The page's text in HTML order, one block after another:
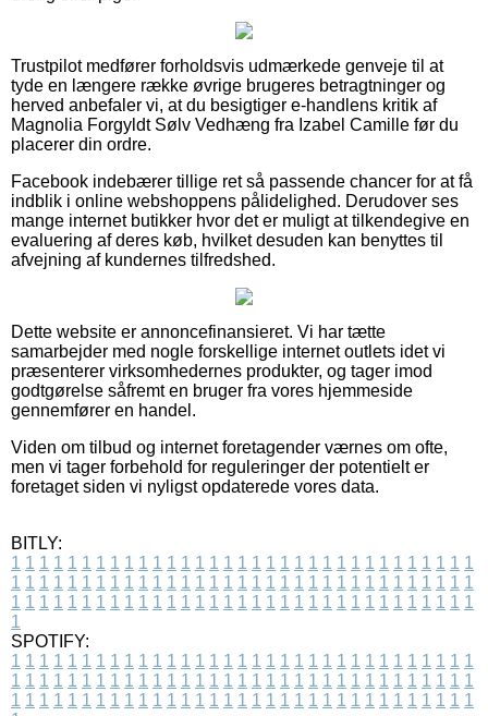
Trustpilot medfører forholdsvis udmærkede genveje til at
tyde en længere række øvrige brugeres betragtninger og
herved anbefaler vi, at du besigtiger e-handlens kritik af
Magnolia Forgyldt Sølv Vedhæng fra Izabel Camille før du
placerer din ordre.
Facebook indebærer tillige ret så passende chancer for at få
indblik i online webshoppens pålidelighed. Derudover ses
mange internet butikker hvor det er muligt at tilkendegive en
evaluering af deres køb, hvilket desuden kan benyttes til
afvejning af kundernes tilfredshed.
Dette website er annoncefinansieret. Vi har tætte
samarbejder med nogle forskellige internet outlets idet vi
præsenterer virksomhedernes produkter, og tager imod
godtgørelse såfremt en bruger fra vores hjemmeside
gennemfører en handel.
Viden om tilbud og internet foretagender værnes om ofte,
men vi tager forbehold for reguleringer der potentielt er
foretaget siden vi nyligst opdaterede vores data.
BITLY:
1 1 1 1 1 1 1 1 1 1 1 1 1 1 1 1 1 1 1 1 1 1 1 1 1 1 1 1 1 1 1 1 1
1 1 1 1 1 1 1 1 1 1 1 1 1 1 1 1 1 1 1 1 1 1 1 1 1 1 1 1 1 1 1 1 1
1 1 1 1 1 1 1 1 1 1 1 1 1 1 1 1 1 1 1 1 1 1 1 1 1 1 1 1 1 1 1 1 1
1
SPOTIFY:
1 1 1 1 1 1 1 1 1 1 1 1 1 1 1 1 1 1 1 1 1 1 1 1 1 1 1 1 1 1 1 1 1
1 1 1 1 1 1 1 1 1 1 1 1 1 1 1 1 1 1 1 1 1 1 1 1 1 1 1 1 1 1 1 1 1
1 1 1 1 1 1 1 1 1 1 1 1 1 1 1 1 1 1 1 1 1 1 1 1 1 1 1 1 1 1 1 1 1